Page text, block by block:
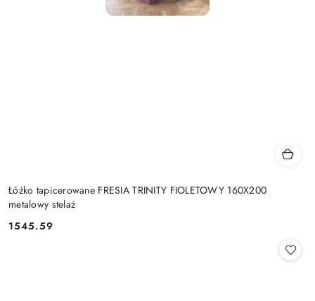
Łóżko tapicerowane FRESIA TRINITY FIOLETOWY 160X200
metalowy stelaż
Cena:
1545.59